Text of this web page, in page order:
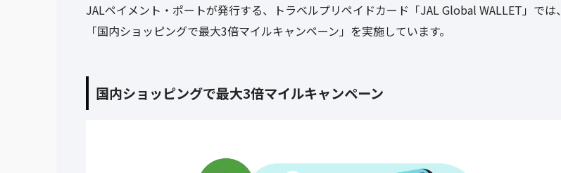
JALペイメント・ポートが発行する、トラベルプリペイドカード「JAL Global WALLET」では、
「国内ショッピングで最大3倍マイルキャンペーン」を実施しています。
国内ショッピングで最大3倍マイルキャンペーン